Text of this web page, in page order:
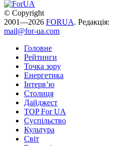
© Copyright
2001—2026 FORUA. Редакція:
mail@for-ua.com
Головне
Рейтинги
Точка зору
Енергетика
Інтерв’ю
Столиця
Дайджест
TOP For UA
Суспiльство
Культура
Світ